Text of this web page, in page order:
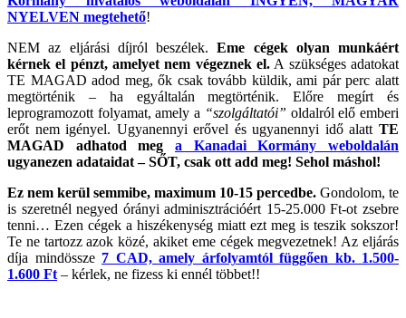
NYELVEN megtehető!
NEM az eljárási díjról beszélek.Eme cégek olyan munkáért
kérnek el pénzt, amelyet nem végeznek el. A szükséges adatokat
TE MAGAD adod meg, ők csak tovább küldik, ami pár perc alatt
megtörténik – ha egyáltalán megtörténik. Előre megírt és
leprogramozott folyamat, amely a “szolgáltatói” oldalról elő emberi
erőt nem igényel. Ugyanennyi erővel és ugyanennyi idő alatt TE
MAGAD adhatod meg a Kanadai Kormány weboldalán
ugyanezen adataidat – SŐT, csak ott add meg! Sehol máshol!
Ez nem kerül semmibe, maximum 10-15 percedbe. Gondolom, te
is szeretnél negyed órányi adminisztrációért 15-25.000 Ft-ot zsebre
tenni… Ezen cégek a hiszékenység miatt ezt meg is teszik sokszor!
Te ne tartozz azok közé, akiket eme cégek megvezetnek! Az eljárás
díja mindössze 7 CAD, amely árfolyamtól függően kb. 1.500-
1.600 Ft – kérlek, ne fizess ki ennél többet!!